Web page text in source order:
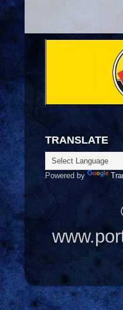
TRANSLATE
Powered by